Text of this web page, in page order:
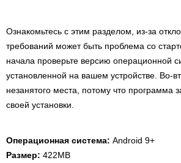
Ознакомьтесь с этим разделом, из-за
требований может быть проблема со
начала проверьте версию операционной
установленной на вашем устройстве. Во-
незанятого места, потому что программа
своей установки.
Операционная система: Android 9+
Размер: 422MB